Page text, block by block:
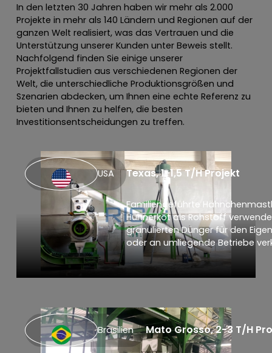
In den letzten 30 Jahren haben wir mehr als 2.000
Projekte in mehr als 140 Ländern und Regionen auf der
ganzen Welt realisiert, was das Vertrauen und die
Unterstützung unserer Kunden unter Beweis stellt.
Nachfolgend finden Sie einige unserer
Projektfallstudien aus verschiedenen Regionen der
Welt, die unterschiedliche Produktionsgrößen und
Szenarien abdecken, um Ihnen eine echte Referenz zu
bieten und Ihnen zu helfen, die besten
Investitionsentscheidungen zu treffen.
USA Texas, 1-1,5 T/H Projekt
Familiengeführte
Hühnerkot als Rohstoff
granulierten Dünger für den
oder an umliegende Betriebe
Brasilien Mato Grosso, 2-3 T/H